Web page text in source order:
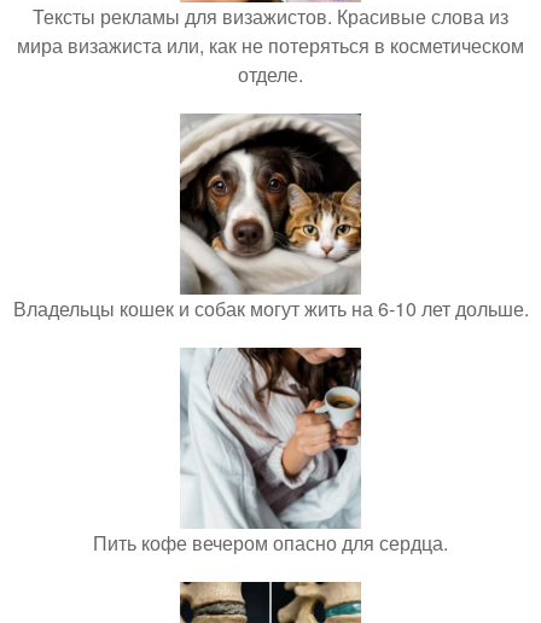
Тексты рекламы для визажистов. Красивые слова из
мира визажиста или, как не потеряться в косметическом
отделе.
Владельцы кошек и собак могут жить на 6-10 лет дольше.
Пить кофе вечером опасно для сердца.